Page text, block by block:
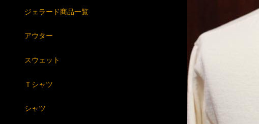
ジェラード商品一覧
アウター
スウェット
Ｔシャツ
シャツ